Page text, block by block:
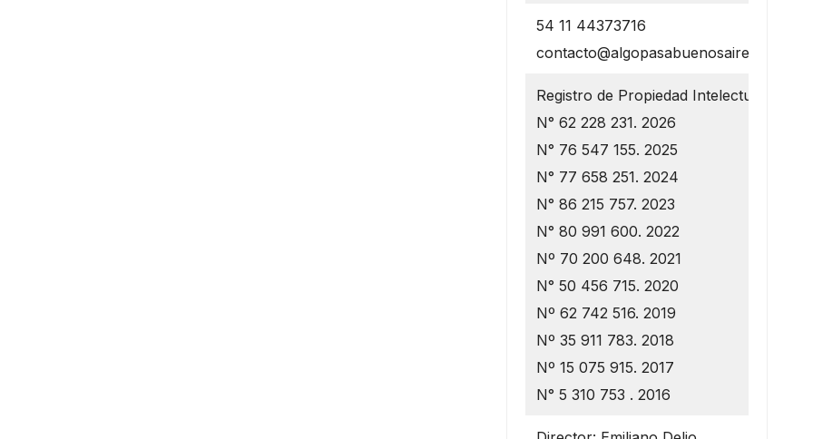
54 11 44373716
contacto@algopasabuenosaires.com.ar
Registro de Propiedad Intelectual
N° 62 228 231. 2026
N° 76 547 155. 2025
N° 77 658 251. 2024
N° 86 215 757. 2023
N° 80 991 600. 2022
Nº 70 200 648. 2021
N° 50 456 715. 2020
Nº 62 742 516. 2019
Nº 35 911 783. 2018
Nº 15 075 915. 2017
N° 5 310 753 . 2016